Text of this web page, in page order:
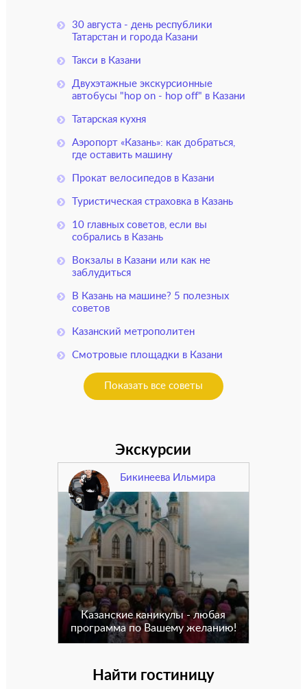
30 августа - день республики
Татарстан и города Казани
Такси в Казани
Двухэтажные экскурсионные
автобусы "hop on - hop off" в Казани
Татарская кухня
Аэропорт «Казань»: как добраться,
где оставить машину
Прокат велосипедов в Казани
Туристическая страховка в Казань
10 главных советов, если вы
собрались в Казань
Вокзалы в Казани или как не
заблудиться
В Казань на машине? 5 полезных
советов
Казанский метрополитен
Смотровые площадки в Казани
Показать все советы
Экскурсии
Бикинеева Ильмира
Казанские каникулы - любая
программа по Вашему желанию!
Найти гостиницу